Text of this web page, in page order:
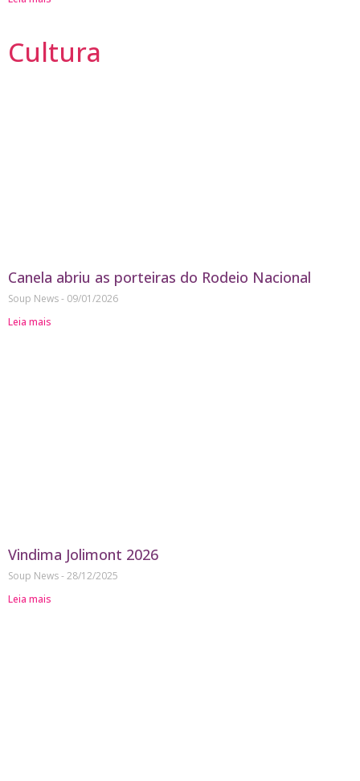
Cultura
Canela abriu as porteiras do Rodeio Nacional
Soup News
09/01/2026
Leia mais
Vindima Jolimont 2026
Soup News 28/12/2025
Leia mais